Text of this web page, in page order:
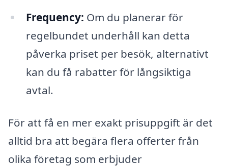
Frequency: Om du planerar för
regelbundet underhåll kan detta
påverka priset per besök, alternativt
kan du få rabatter för långsiktiga
avtal.
För att få en mer exakt prisuppgift är det
alltid bra att begära flera offerter från
olika företag som erbjuder